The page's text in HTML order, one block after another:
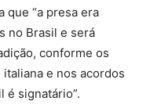
que “a presa era
no Brasil e será
conforme os
e nos acordos
é signatário”.